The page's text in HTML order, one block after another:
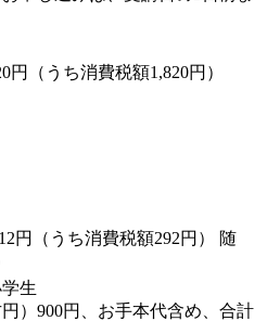
円（うち消費税額1,820円）
円（うち消費税額292円）
随
生
）900円、お手本代含め、合計